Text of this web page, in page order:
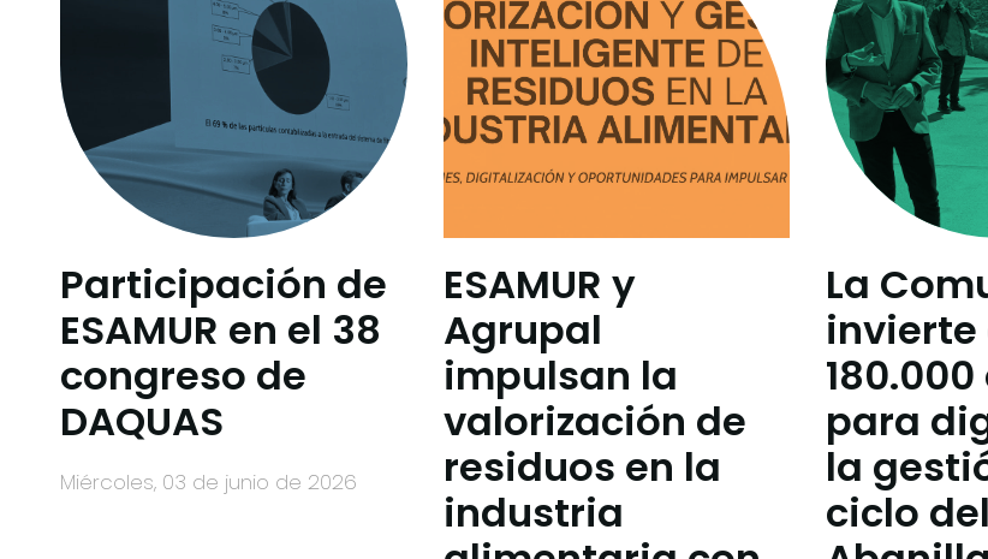
Participación de
ESAMUR en el 38
congreso de
DAQUAS
miércoles, 03 de junio de 2026
ESAMUR y
Agrupal
impulsan la
valorización de
residuos en la
industria
La
invierte
para
la
ciclo